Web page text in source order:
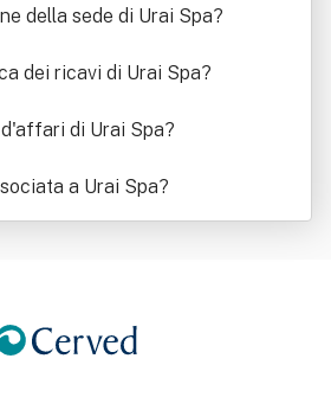
della sede di Urai Spa?
dei ricavi di Urai Spa?
di Urai Spa?
a Urai Spa?